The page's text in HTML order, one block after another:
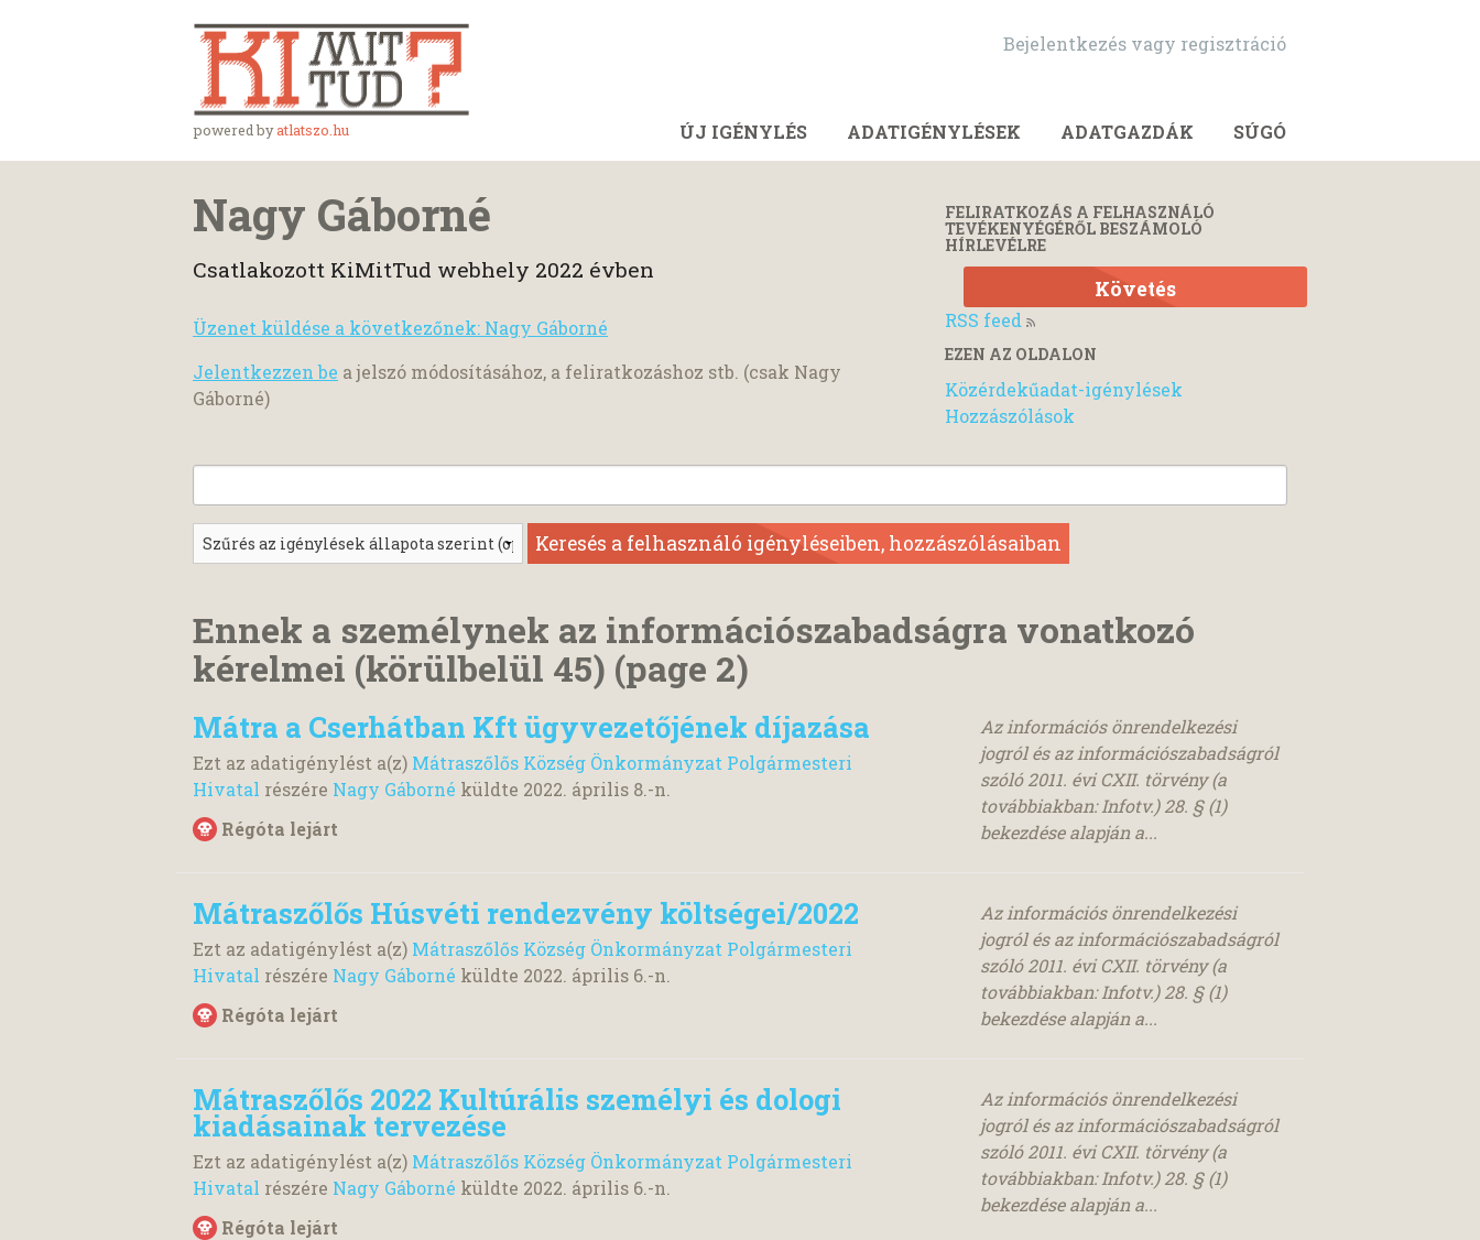
powered byatlatszo.hu
Bejelentkezés vagy regisztráció
ÚJ IGÉNYLÉS ADATIGÉNYLÉSEK ADATGAZDÁK SÚGÓ
FELIRATKOZÁS A FELHASZNÁLÓ
TEVÉKENYÉGÉRŐL BESZÁMOLÓ
HÍRLEVÉLRE
Követés
RSS feed
EZEN AZ OLDALON
Közérdekűadat-igénylések
Hozzászólások
Nagy Gáborné
Csatlakozott KiMitTud webhely 2022 évben
Üzenet küldése a következőnek: Nagy Gáborné
Jelentkezzen be a jelszó módosításához, a feliratkozáshoz stb. (csak Nagy
Gáborné)
Ennek a személynek az információszabadságra vonatkozó
kérelmei (körülbelül 45) (page 2)
Mátra a Cserhátban Kft ügyvezetőjének díjazása
Ezt az adatigénylést a(z) Mátraszőlős Község Önkormányzat Polgármesteri
Hivatal részére Nagy Gáborné küldte 2022. április 8.-n.
Régóta lejárt
Az információs önrendelkezési
jogról és az információszabadságról
szóló 2011. évi CXII. törvény (a
továbbiakban: Infotv.) 28. § (1)
bekezdése alapján a...
Mátraszőlős Húsvéti rendezvény költségei/2022
Ezt az adatigénylést a(z) Mátraszőlős Község Önkormányzat Polgármesteri
Hivatal részére Nagy Gáborné küldte 2022. április 6.-n.
Régóta lejárt
Az információs önrendelkezési
jogról és az információszabadságról
szóló 2011. évi CXII. törvény (a
továbbiakban: Infotv.) 28. § (1)
bekezdése alapján a...
Mátraszőlős 2022 Kultúrális személyi és dologi
kiadásainak tervezése
Ezt az adatigénylést a(z) Mátraszőlős Község Önkormányzat Polgármesteri
Hivatal részére Nagy Gáborné küldte 2022. április 6.-n.
Régóta lejárt
Az információs önrendelkezési
jogról és az információszabadságról
szóló 2011. évi CXII. törvény (a
továbbiakban: Infotv.) 28. § (1)
bekezdése alapján a...